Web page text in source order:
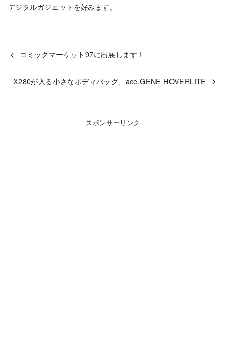
デジタルガジェットを好みます。
コミックマーケット97に出展します！
X280が入る小さなボディバッグ、ace.GENE HOVERLITE
スポンサーリンク